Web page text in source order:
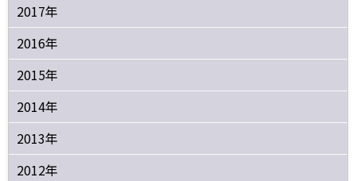
2017年
2016年
2015年
2014年
2013年
2012年